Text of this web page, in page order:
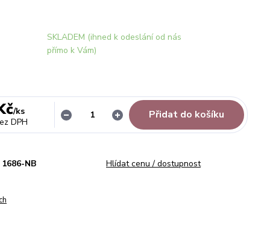
SKLADEM (ihned k odeslání od nás
přímo k Vám)
/ks
DPH
Přidat do košíku
1686-NB Hlídat cenu / dostupnost